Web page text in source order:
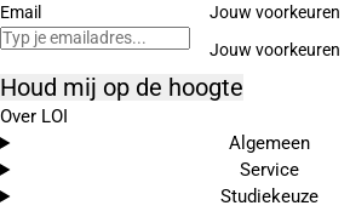
Email
Jouw voorkeuren
Houd mij op de hoogte
Over LOI
Algemeen
Service
Studiekeuze